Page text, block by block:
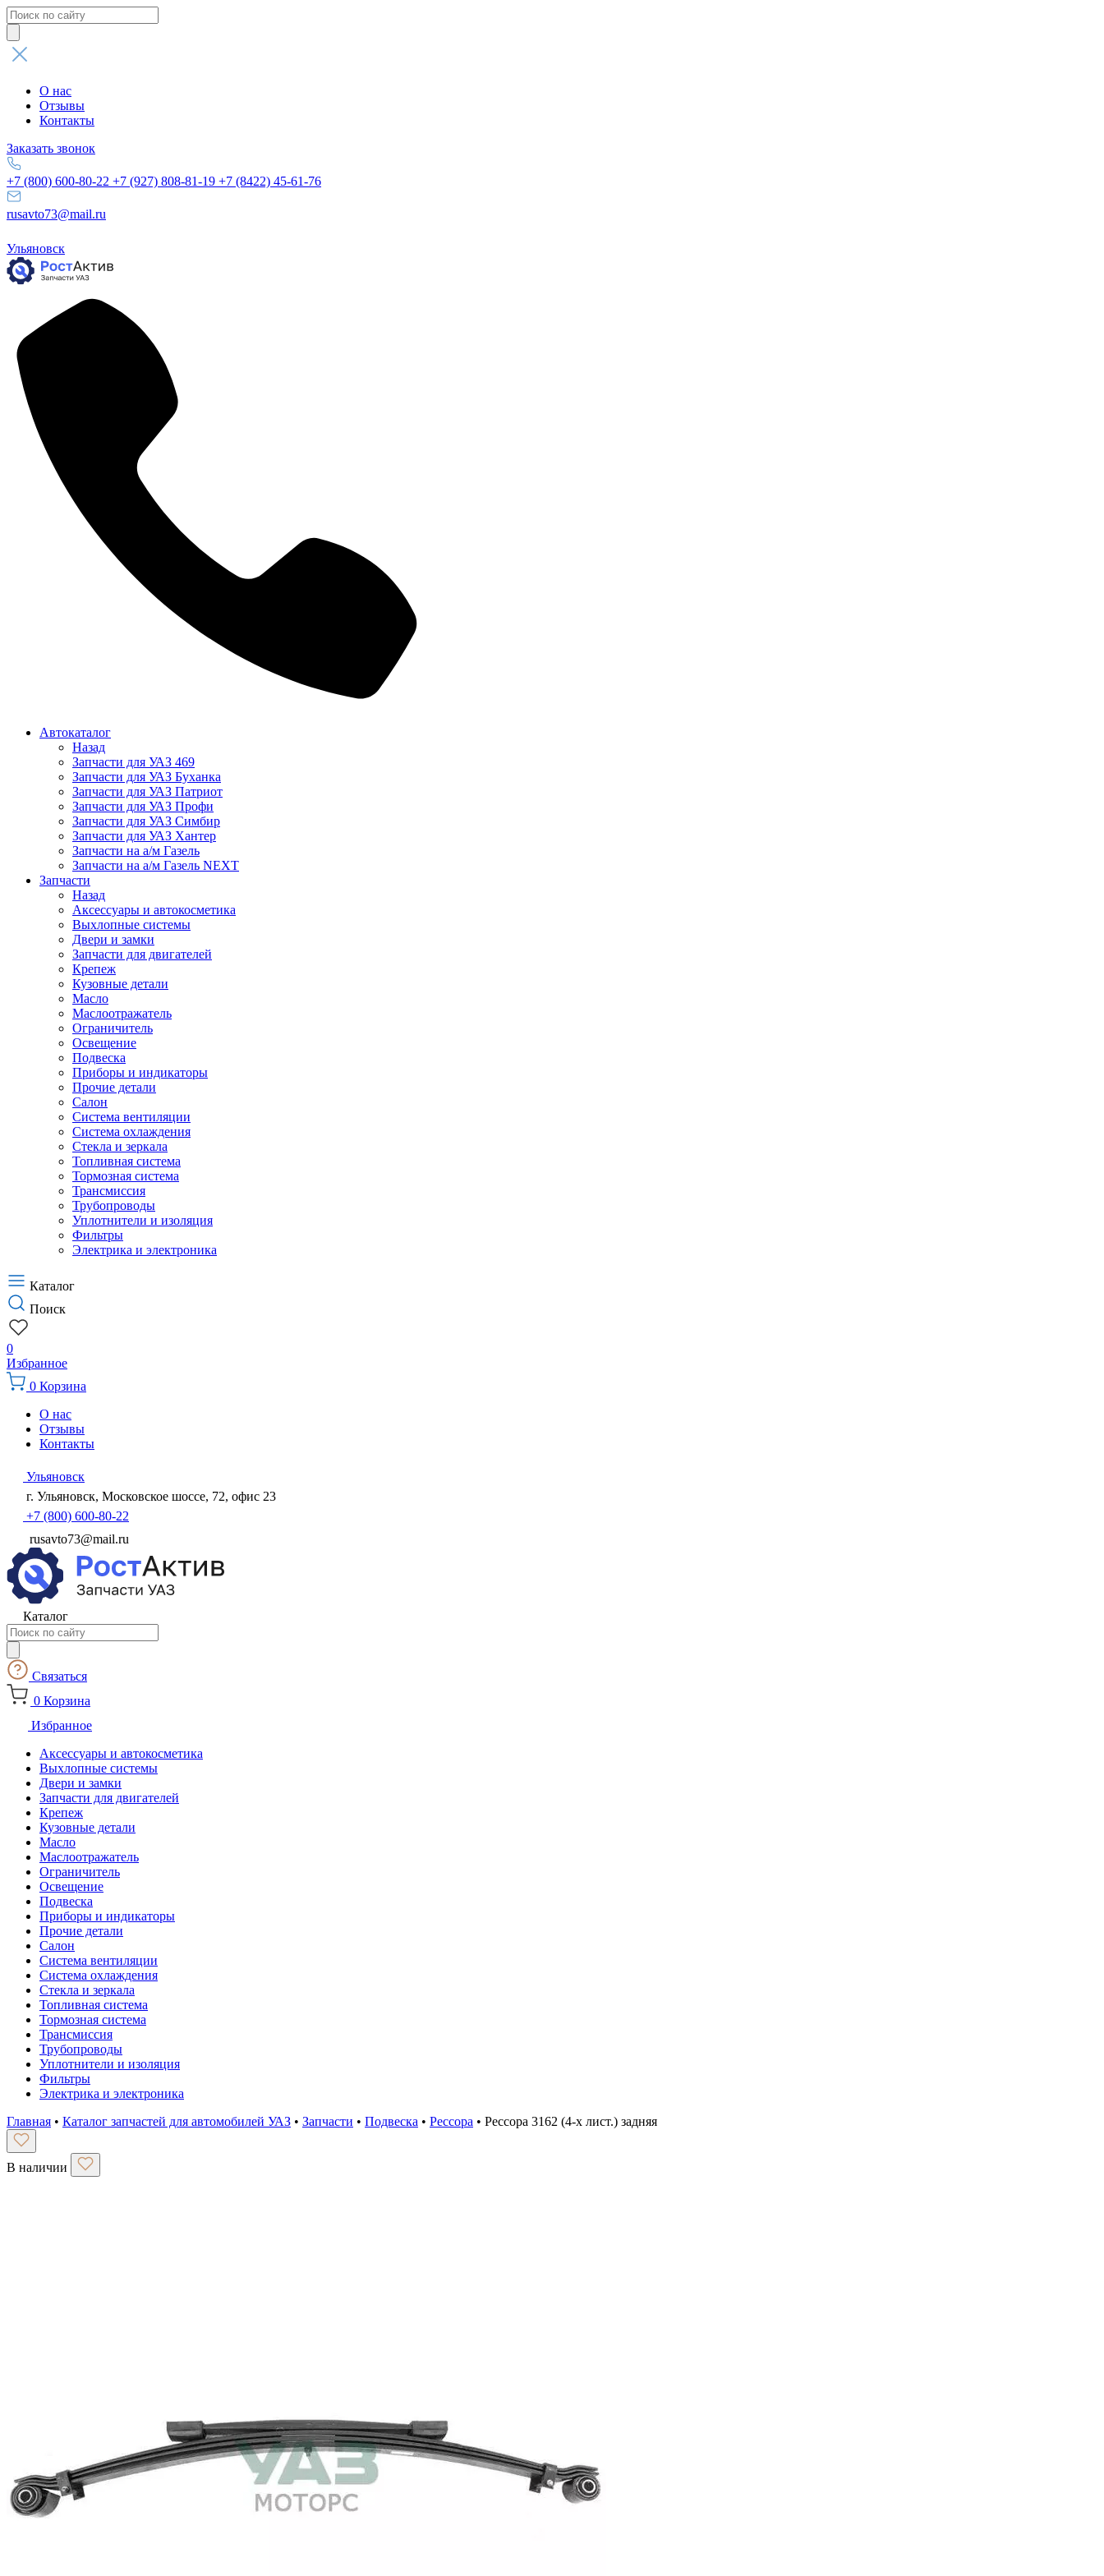
Поиск
товаров
О нас
Отзывы
Контакты
Заказать звонок
+7 (800) 600-80-22 +7 (927) 808-81-19 +7 (8422) 45-61-76
rusavto73@mail.ru
Ульяновск
Автокаталог
Назад
Запчасти для УАЗ 469
Запчасти для УАЗ Буханка
Запчасти для УАЗ Патриот
Запчасти для УАЗ Профи
Запчасти для УАЗ Симбир
Запчасти для УАЗ Хантер
Запчасти на а/м Газель
Запчасти на а/м Газель NEXT
Запчасти
Назад
Аксессуары и автокосметика
Выхлопные системы
Двери и замки
Запчасти для двигателей
Крепеж
Кузовные детали
Масло
Маслоотражатель
Ограничитель
Освещение
Подвеска
Приборы и индикаторы
Прочие детали
Салон
Система вентиляции
Система охлаждения
Стекла и зеркала
Топливная система
Тормозная система
Трансмиссия
Трубопроводы
Уплотнители и изоляция
Фильтры
Электрика и электроника
Каталог
Поиск
0
Избранное
0 Корзина
О нас
Отзывы
Контакты
Ульяновск
г. Ульяновск, Московское шоссе, 72, офис 23
+7 (800) 600-80-22
rusavto73@mail.ru
Каталог
Поиск
товаров
Связаться
0 Корзина
Избранное
Аксессуары и автокосметика
Выхлопные системы
Двери и замки
Запчасти для двигателей
Крепеж
Кузовные детали
Масло
Маслоотражатель
Ограничитель
Освещение
Подвеска
Приборы и индикаторы
Прочие детали
Салон
Система вентиляции
Система охлаждения
Стекла и зеркала
Топливная система
Тормозная система
Трансмиссия
Трубопроводы
Уплотнители и изоляция
Фильтры
Электрика и электроника
Главная • Каталог запчастей для автомобилей УАЗ • Запчасти • Подвеска • Рессора • Рессора 3162 (4-х лист.) задняя
В наличии